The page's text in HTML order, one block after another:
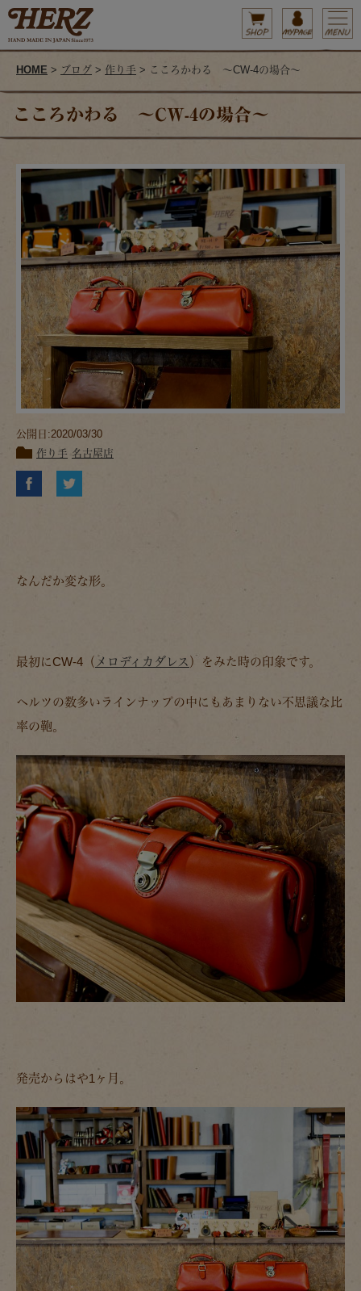
HOME > ブログ > 作り手 > こころかわる 〜CW-4の場合〜
こころかわる 〜CW-4の場合〜
公開日:2020/03/30
作り手 名古屋店
なんだか変な形。
最初にCW-4（ メロディカダレス ）をみた時の印象です。
ヘルツの数多いラインナップの中にもあまりない不思議な比
率の鞄。
発売からはや1ヶ月。